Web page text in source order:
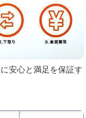
安心と満足を保証す